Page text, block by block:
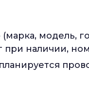
модель,
при наличии,